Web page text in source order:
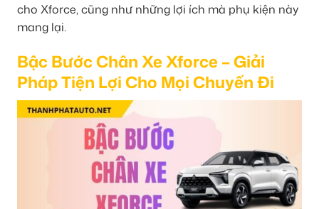
cho Xforce, cũng như những lợi ích mà phụ kiện này
mang lại.
Bậc Bước Chân Xe Xforce – Giải
Pháp Tiện Lợi Cho Mọi Chuyến Đi